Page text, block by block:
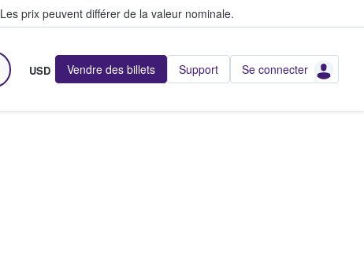
Les prix peuvent différer de la valeur nominale.
USD Vendre des billets Support Se connecter